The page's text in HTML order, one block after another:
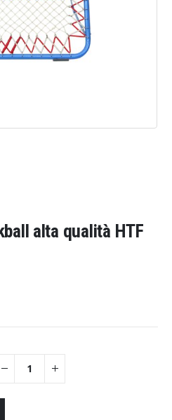
alta qualità HTF